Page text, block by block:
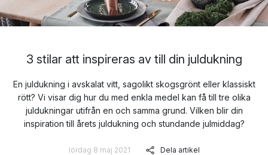
3 stilar att inspireras av till din juldukning
En juldukning i avskalat vitt, sagolikt skogsgrönt eller klassiskt
rött? Vi visar dig hur du med enkla medel kan få till tre olika
juldukningar utifrån en och samma grund. Vilken blir din
inspiration till årets juldukning och stundande julmiddag?
lördag 8 maj 2021 Dela artikel